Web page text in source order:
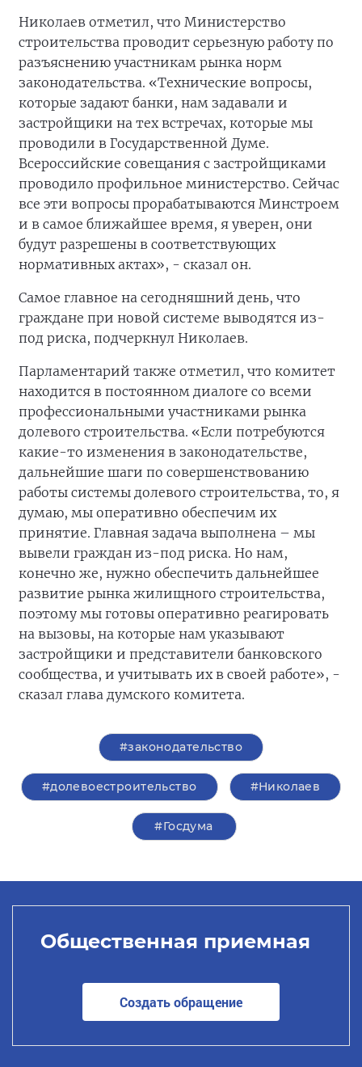
Николаев отметил, что Министерство
строительства проводит серьезную работу по
разъяснению участникам рынка норм
законодательства. «Технические вопросы,
которые задают банки, нам задавали и
застройщики на тех встречах, которые мы
проводили в Государственной Думе.
Всероссийские совещания с застройщиками
проводило профильное министерство. Сейчас
все эти вопросы прорабатываются Минстроем
и в самое ближайшее время, я уверен, они
будут разрешены в соответствующих
нормативных актах», - сказал он.
Самое главное на сегодняшний день, что
граждане при новой системе выводятся из-
под риска, подчеркнул Николаев.
Парламентарий также отметил, что комитет
находится в постоянном диалоге со всеми
профессиональными участниками рынка
долевого строительства. «Если потребуются
какие-то изменения в законодательстве,
дальнейшие шаги по совершенствованию
работы системы долевого строительства, то, я
думаю, мы оперативно обеспечим их
принятие. Главная задача выполнена – мы
вывели граждан из-под риска. Но нам,
конечно же, нужно обеспечить дальнейшее
развитие рынка жилищного строительства,
поэтому мы готовы оперативно реагировать
на вызовы, на которые нам указывают
застройщики и представители банковского
сообщества, и учитывать их в своей работе», -
сказал глава думского комитета.
#законодательство
#долевоестроительство #Николаев
#Госдума
Общественная приемная
Создать обращение